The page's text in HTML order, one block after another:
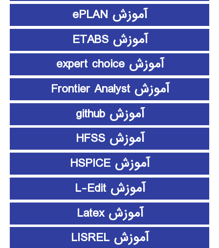
آموزش ePLAN
آموزش ETABS
آموزش expert choice
آموزش Frontier Analyst
آموزش github
آموزش HFSS
آموزش HSPICE
آموزش L-Edit
آموزش Latex
آموزش LISREL